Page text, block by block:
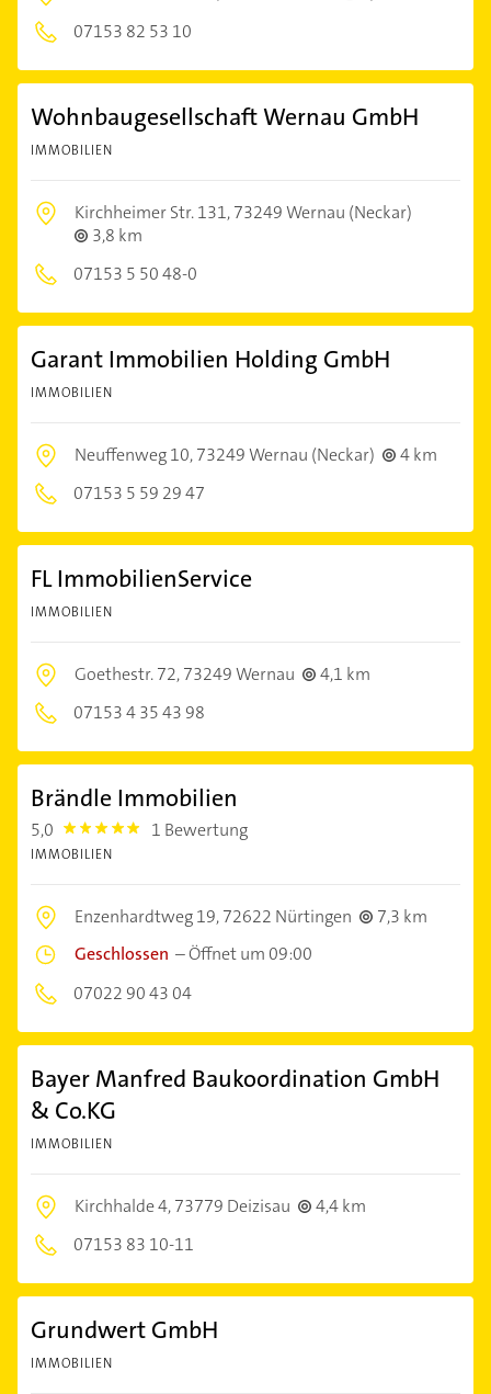
07153 82 53 10
Wohnbaugesellschaft Wernau GmbH
IMMOBILIEN
Kirchheimer Str. 131,73249 Wernau (Neckar)
3,8 km
07153 5 50 48-0
Garant Immobilien Holding GmbH
IMMOBILIEN
Neuffenweg 10,73249 Wernau (Neckar)
4 km
07153 5 59 29 47
FL ImmobilienService
IMMOBILIEN
Goethestr. 72,73249 Wernau
4,1 km
07153 4 35 43 98
Brändle Immobilien
5,0 5.0 1 Bewertung
IMMOBILIEN
Enzenhardtweg 19,72622 Nürtingen
7,3 km
Geschlossen –Öffnet um 09:00
07022 90 43 04
Bayer Manfred Baukoordination GmbH
& Co.KG
IMMOBILIEN
Kirchhalde 4,73779 Deizisau
4,4 km
07153 83 10-11
Grundwert GmbH
IMMOBILIEN